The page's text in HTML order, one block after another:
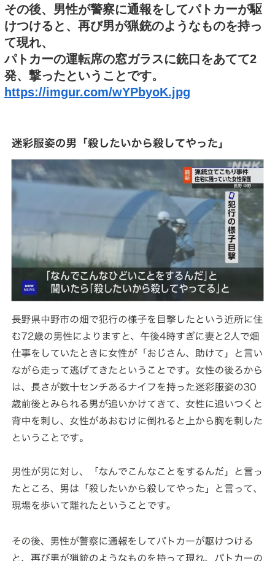
その後、男性が警察に通報をしてパトカーが駆
けつけると、再び男が猟銃のようなものを持っ
て現れ、
パトカーの運転席の窓ガラスに銃口をあてて2
発、撃ったということです。
https://imgur.com/wYPbyoK.jpg